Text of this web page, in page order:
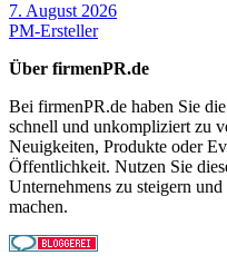
7. August 2026
PM-Ersteller
Über firmenPR.de
Bei firmenPR.de haben Sie
schnell und unkompliziert zu
Neuigkeiten, Produkte oder
Öffentlichkeit. Nutzen Sie
Unternehmens zu steigern
machen.